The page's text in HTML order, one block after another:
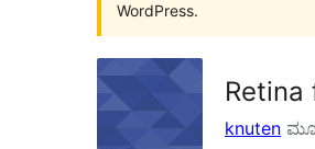
WordPress.
Retina
knuten